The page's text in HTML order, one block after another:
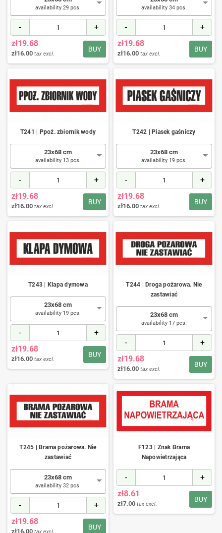
availability 29 pcs.
- +
BUY
zł19.68
zł16.00 tax excl.
availability 34 pcs.
- +
BUY
zł19.68
zł16.00 tax excl.
T241 | Ppoż. zbiornik wody
23x68 cm
availability 13 pcs.
- +
BUY
zł19.68
zł16.00 tax excl.
T242 | Piasek gaśniczy
23x68 cm
availability 19 pcs.
- +
BUY
zł19.68
zł16.00 tax excl.
T243 | Klapa dymowa
23x68 cm
availability 19 pcs.
- +
BUY
zł19.68
zł16.00 tax excl.
T244 | Droga pożarowa. Nie
zastawiać
23x68 cm
availability 17 pcs.
- +
BUY
zł19.68
zł16.00 tax excl.
T245 | Brama pożarowa. Nie
zastawiać
23x68 cm
availability 32 pcs.
- +
BUY
zł19.68
zł16.00
F123 | Znak Brama
Napowietrzająca
- +
BUY
zł8.61
zł7.00 tax excl.